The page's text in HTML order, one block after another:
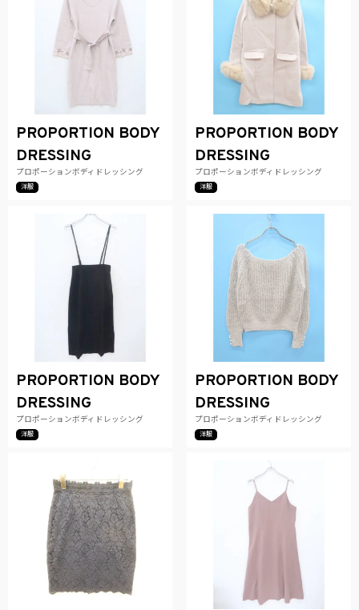
PROPORTION BODY
DRESSING
プロポーションボディドレッシング
洋服
PROPORTION BODY
DRESSING
プロポーションボディドレッシング
洋服
PROPORTION BODY
DRESSING
プロポーションボディドレッシング
洋服
PROPORTION BODY
DRESSING
プロポーションボディドレッシング
洋服